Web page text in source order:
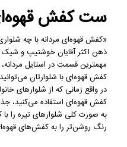
ست کفش قهوه‌ای
«کفش قهوه‌ای مردانه با چه
ذهن اکثر آقایان خوشتیپ و
مهمترین قسمت در استایل
کفش قهوه‌ای با شلوارتان
در واقع زمانی که از شلوارهای
کفش قهوه‌ای استفاده می‌کنید،
به صورت کلی شلوارهای تیره را
رنگ روشن‌تر را به کفش‌های